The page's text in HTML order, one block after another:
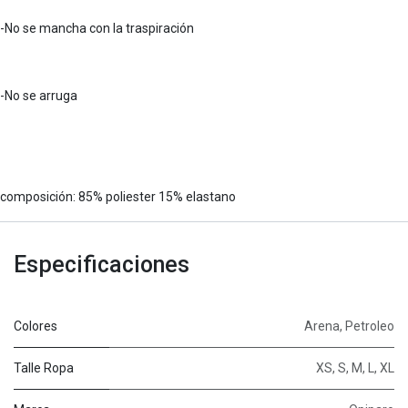
-No se mancha con la traspiración
-No se arruga
composición: 85% poliester 15% elastano
Especificaciones
Colores Arena, Petroleo
Talle Ropa XS, S, M, , XL